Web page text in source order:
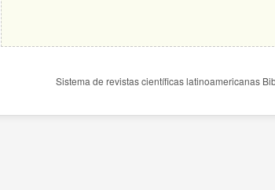
Sistema de revistas científicas latinoamericanas